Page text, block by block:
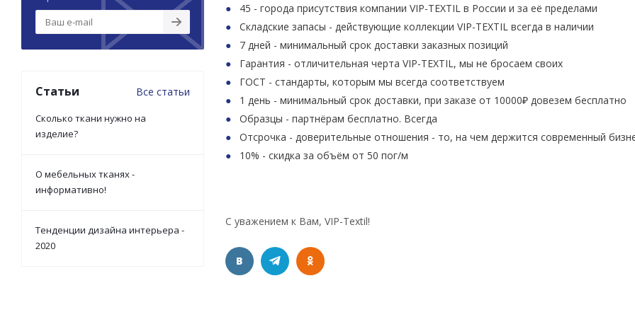
45 - города присутствия компании VIP-TEXTIL в России и за её пределами
Складские запасы - действующие коллекции VIP-TEXTIL всегда в наличии
7 дней - минимальный срок доставки заказных позиций
Гарантия - отличительная черта VIP-TEXTIL, мы не бросаем своих
ГОСТ - стандарты, которым мы всегда соответствуем
1 день - минимальный срок доставки, при заказе от 10000₽ довезем бесплатно
Образцы - партнёрам бесплатно. Всегда
Отсрочка - доверительные отношения - то, на чем держится современный
10% - скидка за объём от 50 пог/м
С уважением к Вам, VIP-Textil!
Статьи Все статьи
Сколько ткани нужно на
изделие?
О мебельных тканях -
информативно!
Тенденции дизайна интерьера -
2020